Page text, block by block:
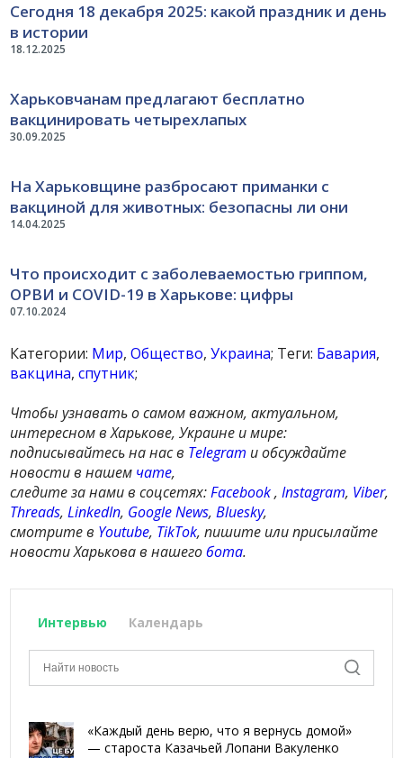
18.12.2025
Сегодня 18 декабря 2025: какой праздник и день
в истории
30.09.2025
Харьковчанам предлагают бесплатно
вакцинировать четырехлапых
14.04.2025
На Харьковщине разбросают приманки с
вакциной для животных: безопасны ли они
07.10.2024
Что происходит с заболеваемостью гриппом,
ОРВИ и COVID-19 в Харькове: цифры
Категории: Мир,Общество,Украина; Теги: Бавария,
вакцина,спутник;
Чтобы узнавать о самом важном, актуальном,
интересном в Харькове, Украине и мире:
подписывайтесь на нас в Telegram и обсуждайте
новости в нашем чате,
следите за нами в соцсетях:Facebook,Instagram, Viber,
Threads,LinkedIn, Google News,Bluesky,
смотрите в Youtube, TikTok, пишите или присылайте
новости Харькова в нашегобота.
Интервью Календарь
«Каждый день верю, что я вернусь домой»
— староста Казачьей Лопани Вакуленко